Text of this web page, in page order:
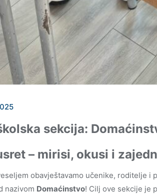
sekcija:
– mirisi, okusi i
obavještavamo učenike, roditelje i
nazivom Domaćinstvo! Cilj ove sekcije je